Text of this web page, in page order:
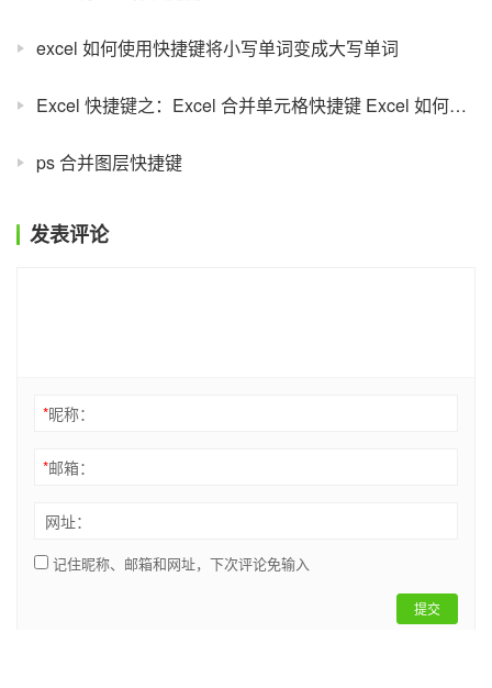
excel 如何使用快捷键将小写单词变成大写单词
Excel 快捷键之：Excel 合并单元格快捷键 Excel 如何合并单元格
ps 合并图层快捷键
发表评论
*昵称：
*邮箱：
网址：
记住昵称、邮箱和网址，下次评论免输入
提交